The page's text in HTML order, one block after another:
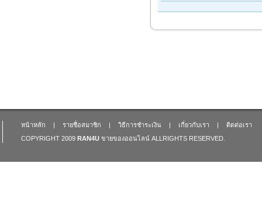
หน้าหลัก | รายชื่อสมาชิก | วิธีการชำระเงิน | เกี่ยวกับเรา |
ติดต่อเรา
COPYRIGHT 2009 RAN4U ขายของออนไลน์ ALLRIGHTS RESERVED.